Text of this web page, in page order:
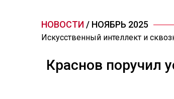
НОВОСТИ / НОЯБРЬ 2025
Искусственный интеллект и
Краснов поручил